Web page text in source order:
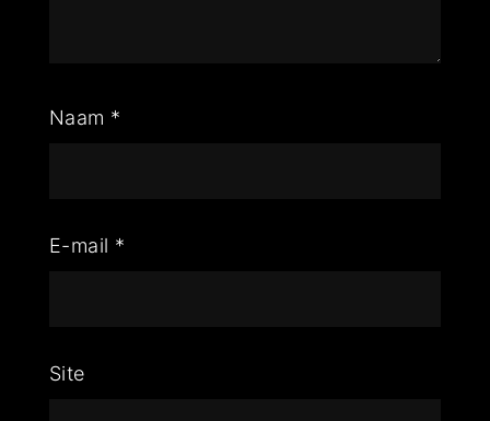
Naam *
E-mail *
Site